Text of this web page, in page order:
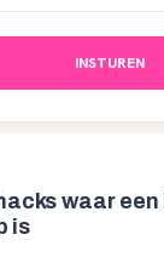
INSTUREN
waar
is